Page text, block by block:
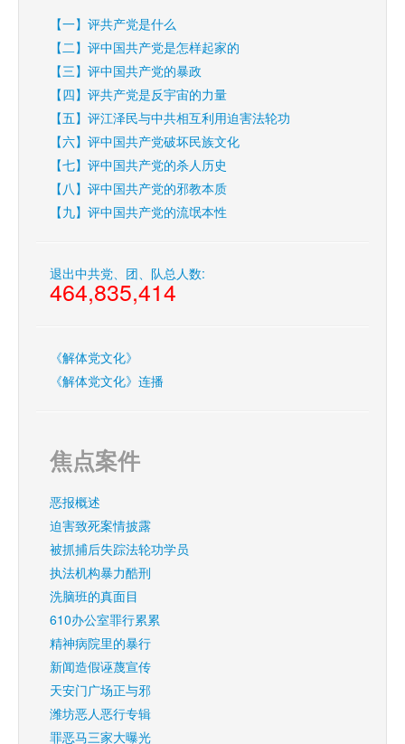
【一】评共产党是什么
【二】评中国共产党是怎样起家的
【三】评中国共产党的暴政
【四】评共产党是反宇宙的力量
【五】评江泽民与中共相互利用迫害法轮功
【六】评中国共产党破坏民族文化
【七】评中国共产党的杀人历史
【八】评中国共产党的邪教本质
【九】评中国共产党的流氓本性
退出中共党、团、队总人数:
464,835,414
《解体党文化》
《解体党文化》连播
焦点案件
恶报概述
迫害致死案情披露
被抓捕后失踪法轮功学员
执法机构暴力酷刑
洗脑班的真面目
610办公室罪行累累
精神病院里的暴行
新闻造假诬蔑宣传
天安门广场正与邪
潍坊恶人恶行专辑
罪恶马三家大曝光